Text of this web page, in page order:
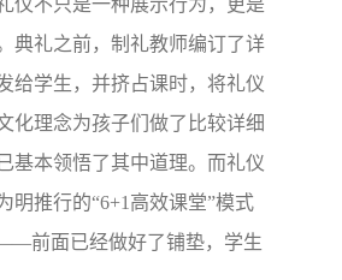
仪不只是一种展示行为，更是
典礼之前，制礼教师编订了详
给学生，并挤占课时，将礼仪
化理念为孩子们做了比较详细
基本领悟了其中道理。而礼仪
明推行的“6+1高效课堂”模式
前面已经做好了铺垫，学生